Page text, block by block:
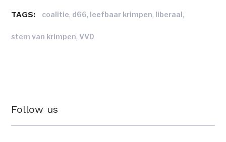
TAGS: coalitie, d66, leefbaar krimpen, liberaal,
stem van krimpen,VVD
Follow us